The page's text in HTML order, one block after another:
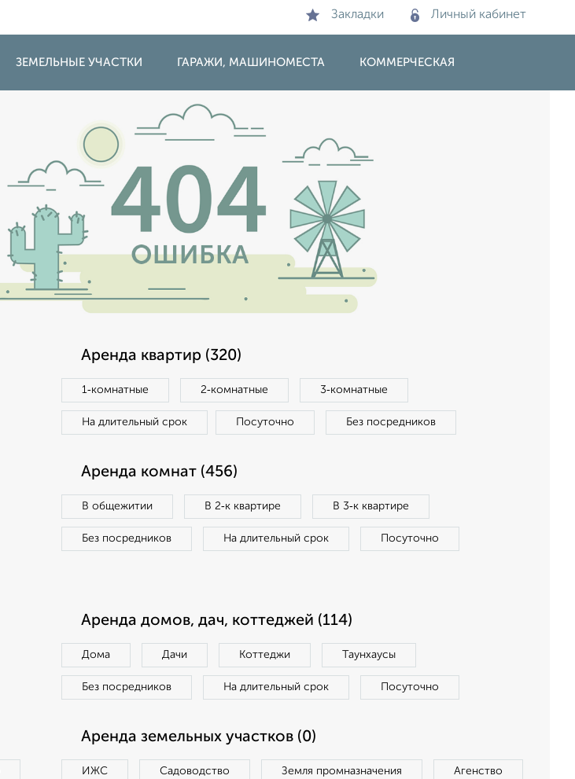
Закладки Личный кабинет
ЗЕМЕЛЬНЫЕ УЧАСТКИ ГАРАЖИ, МАШИНОМЕСТА КОММЕРЧЕСКАЯ
Аренда квартир (320)
1‑комнатные 2‑комнатные 3‑комнатные
На длительный срок Посуточно Без посредников
Аренда комнат (456)
В общежитии В 2‑к квартире В 3‑к квартире
Без посредников На длительный срок Посуточно
Аренда домов, дач, коттеджей (114)
Дома Дачи Коттеджи Таунхаусы
Без посредников На длительный срок Посуточно
Аренда земельных участков (0)
ИЖС Садоводство Земля промназначения Агенство